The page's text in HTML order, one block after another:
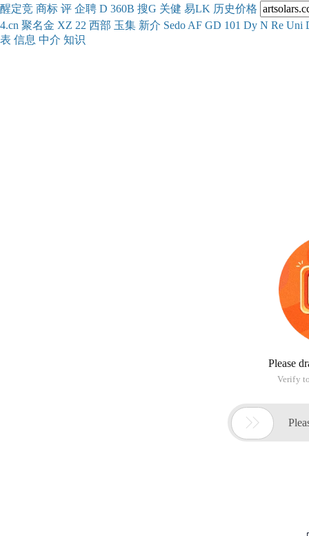
醒定竞 商标 评 企聘 D 360B 搜G 关健 易LK 历史价格
4.cn 聚名金 XZ 22 西部 玉集 新介 Sedo AF GD 101 Dy N Re Uni
表 信息 中介 知识